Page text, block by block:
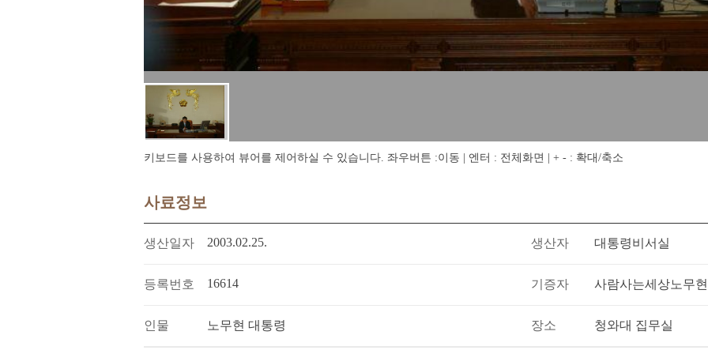
키보드를 사용하여 뷰어를 제어하실 수 있습니다. 좌우버튼 :이동 | 엔터 : 전체화면 | + - : 확대/축소
사료정보
생산일자 2003.02.25. 생산자 대통령비서실
등록번호 16614 기증자 사람사는세상노무
인물 노무현 대통령 장소 청와대 집무실